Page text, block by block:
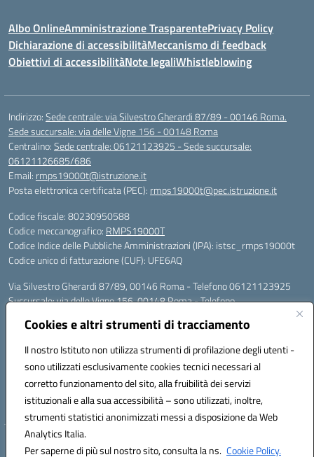
Cookies e altri strumenti di tracciamento
Il nostro Istituto non utilizza strumenti di profilazione degli utenti -
sono utilizzati esclusivamente cookies tecnici necessari al
corretto funzionamento del sito, alla fruibilità dei servizi
istituzionali e alla sua accessibilità – sono utilizzati, inoltre,
strumenti statistici anonimizzati messi a disposizione da Web
Analytics Italia.
Per saperne di più sul nostro sito, consulta la ns. Cookie Policy.
Albo OnlineAmministrazione TrasparentePrivacy Policy
Dichiarazione di accessibilitàMeccanismo di feedback
Obiettivi di accessibilitàNote legaliWhistleblowing
Indirizzo:Sede centrale: via Silvestro Gherardi 87/89 - 00146 Roma.
Sede succursale: via delle Vigne 156 - 00148 Roma
Centralino:Sede centrale: 06121123925 - Sede succursale:
06121126685/686
Email: rmps19000t@istruzione.it
Posta elettronica certificata (PEC): rmps19000t@pec.istruzione.it
Codice fiscale: 80230950588
Codice meccanografico: RMPS19000T
Codice Indice delle Pubbliche Amministrazioni (IPA): istsc_rmps19000t
Codice unico di fatturazione (CUF): UFE6AQ
Via Silvestro Gherardi 87/89, 00146 Roma - Telefono 06121123925
Succursale: via delle Vigne 156, 00148 Roma - Telefono
Mail: rmps19000t@istruzione.it - PEC: rmps19000t@pec.istruzione.it
Per contatti con il Dirigente Scolastico, utilizzare esclusivamente
Codice univoco ufficio: UFE6AQ
Codice meccanografico: RMPS19000T
Codice fiscale: 80230950588
Hosting & Powered by 3D Solution S.r.l.